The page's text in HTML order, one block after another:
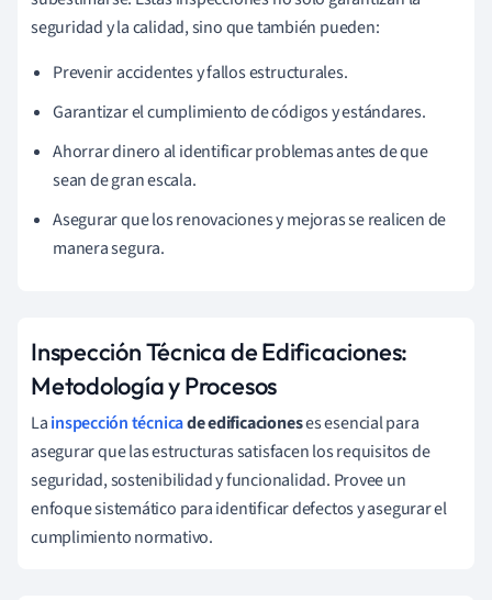
seguridad y la calidad, sino que también pueden:
Prevenir accidentes y fallos estructurales.
Garantizar el cumplimiento de códigos y estándares.
Ahorrar dinero al identificar problemas antes de que
sean de gran escala.
Asegurar que los renovaciones y mejoras se realicen de
manera segura.
Inspección Técnica de Edificaciones:
Metodología y Procesos
Lainspección técnicade edificacioneses esencial para
asegurar que las estructuras satisfacen los requisitos de
seguridad, sostenibilidad y funcionalidad. Provee un
enfoque sistemático para identificar defectos y asegurar el
cumplimiento normativo.